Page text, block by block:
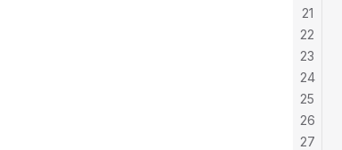
21
22
23
24
25
26
27